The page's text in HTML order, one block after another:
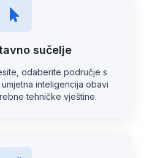
sučelje
odaberite područje s
inteligencija obavi
tehničke vještine.